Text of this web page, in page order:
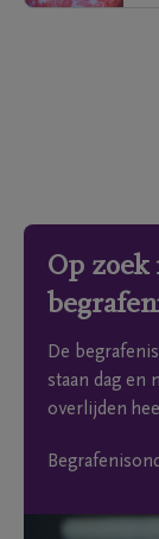
Op zoek
De
staan dag en
overlijden